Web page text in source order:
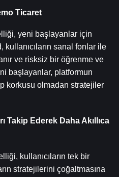
Ticaret
yeni başlayanlar için
kullanıcıların sanal fonlar ile
ve risksiz bir öğrenme ve
başlayanlar, platformun
korkusu olmadan stratejiler
Takip Ederek Daha Akıllıca
kullanıcıların tek bir
stratejilerini çoğaltmasına